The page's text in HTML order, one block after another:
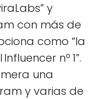
y
con más de
como “la
nº 1”.
una
y varias de